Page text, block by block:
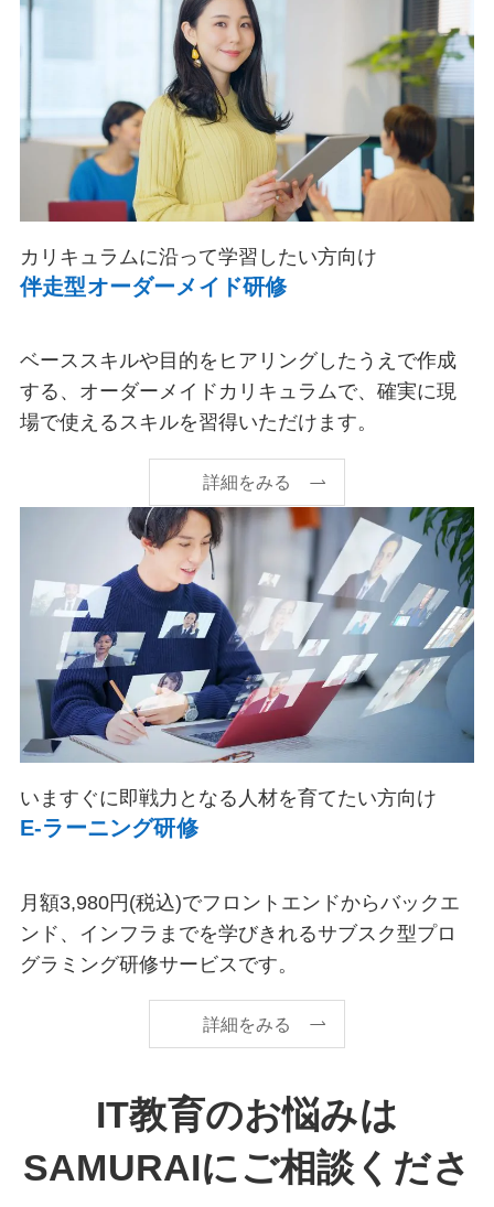
カリキュラムに沿って学習したい方向け
伴走型オーダーメイド研修
ベーススキルや目的をヒアリングしたうえで作成
する、オーダーメイドカリキュラムで、確実に現
場で使えるスキルを習得いただけます。
詳細をみる
いますぐに即戦力となる人材を育てたい方向け
E-ラーニング研修
月額3,980円(税込)でフロントエンドからバックエ
ンド、インフラまでを学びきれるサブスク型プロ
グラミング研修サービスです。
詳細をみる
IT教育のお悩みは
SAMURAIにご相談くださ